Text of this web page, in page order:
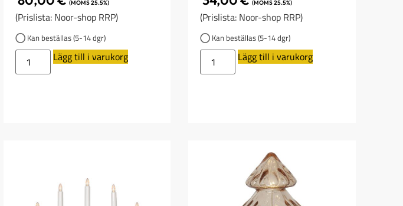
(MOMS 25.5%)
(Prislista: Noor-shop RRP)
Kan beställas (5-14 dgr)
Lägg till i varukorg
(MOMS 25.5%)
(Prislista: Noor-shop RRP)
Kan beställas (5-14 dgr)
Lägg till i varukorg